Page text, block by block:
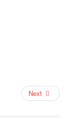
Next